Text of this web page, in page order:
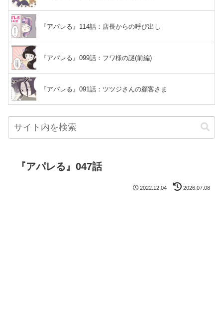
『アパレる』114話：店長からの呼び出し
『アパレる』099話：フワ様の謎(前編)
『アパレる』091話：ツツジさんの顧客さま
『アパレる』047話
2022.12.04 2026.07.08